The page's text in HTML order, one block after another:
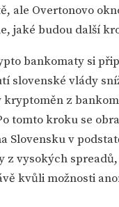
ale Overtonovo
jaké budou další
bankomaty si
slovenské vlády
z
tomto kroku se
Slovensku v
z vysokých
kvůli možnosti